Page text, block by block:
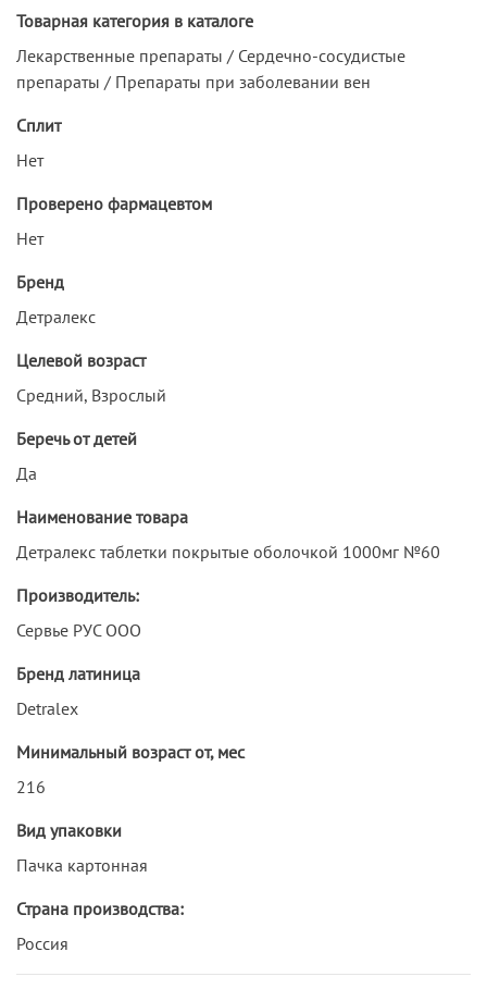
Товарная категория в каталоге
Лекарственные препараты / Сердечно-сосудистые
препараты / Препараты при заболевании вен
Сплит
Нет
Проверено фармацевтом
Нет
Бренд
Детралекс
Целевой возраст
Средний, Взрослый
Беречь от детей
Да
Наименование товара
Детралекс таблетки покрытые оболочкой 1000мг №60
Производитель:
Сервье РУС ООО
Бренд латиница
Detralex
Минимальный возраст от, мес
216
Вид упаковки
Пачка картонная
Страна производства:
Россия